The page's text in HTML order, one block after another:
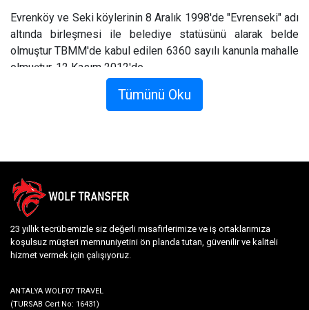
Evrenköy ve Seki köylerinin 8 Aralık 1998'de "Evrenseki" adı
altında birleşmesi ile belediye statüsünü alarak belde
olmuştur TBMM'de kabul edilen 6360 sayılı kanunla mahalle
olmuştur. 12 Kasım 2012'de.
Evrensiki'de Ne Yapılır ?
duyduğunuz restoranda beş çeşit nefis bir akşam yemeği
mi? Ya da belki de şehrin dört bir yanına dağılmış kafelerden
birinde sıcak kahvenizi yudumlarken gazete okumayı tercih
edersiniz. Tiyatroda bir gösteriye katılın ya da sadece ana
caddede yürüyün, etrafta dolaşan insanları izleyin.
cazibe merkezlerinden asla uzakta değilsiniz. İster şehrin
Tümünü Oku
23 yıllık tecrübemizle siz değerli misafirlerimize ve iş ortaklarımıza
koşulsuz müşteri memnuniyetini ön planda tutan, güvenilir ve kaliteli
hizmet vermek için çalışıyoruz.
ANTALYA WOLF07 TRAVEL
(TURSAB Cert No: 16431)